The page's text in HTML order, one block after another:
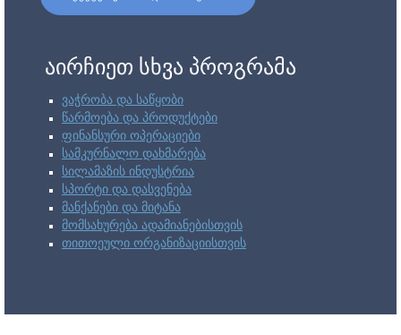
აირჩიეთ სხვა პროგრამა
ვაჭრობა და საწყობი
წარმოება და პროდუქტები
ფინანსური ოპერაციები
სამკურნალო დახმარება
სილამაზის ინდუსტრია
სპორტი და დასვენება
მანქანები და მიტანა
მომსახურება ადამიანებისთვის
თითოეული ორგანიზაციისთვის